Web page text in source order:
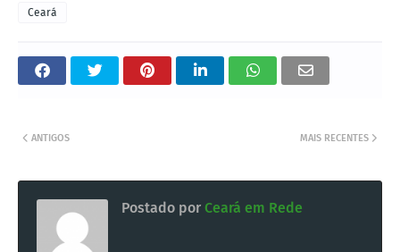
Ceará
MAIS RECENTES
ANTIGOS
Postado por Ceará em Rede